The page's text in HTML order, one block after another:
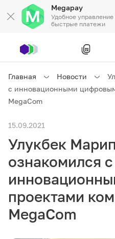
Megapay
Удобное
быстрые платежи
Частным клиентам
Частным клиентам
Бизнесу
Связь
Тарифы Акции
Главная Новости
с инновационными
MegaCom
15.09.2021
Улукбек
ознакомился с
проектами
MegaCom